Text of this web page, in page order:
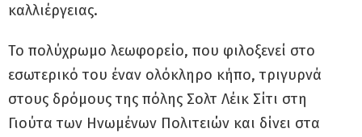
καλλιέργειας.
Το πολύχρωμο λεωφορείο, που φιλοξενεί στο
εσωτερικό του έναν ολόκληρο κήπο, τριγυρνά
στους δρόμους της πόλης Σολτ Λέικ Σίτι στη
Γιούτα των Ηνωμένων Πολιτειών και δίνει στα